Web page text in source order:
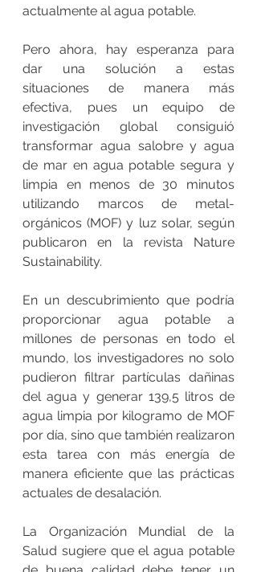
actualmente al agua potable.
Pero ahora, hay esperanza para
dar una solución a estas
situaciones de manera más
efectiva, pues un equipo de
investigación global consiguió
transformar agua salobre y agua
de mar en agua potable segura y
limpia en menos de 30 minutos
utilizando marcos de metal-
orgánicos (MOF) y luz solar, según
publicaron en la revista Nature
Sustainability.
En un descubrimiento que podría
proporcionar agua potable a
millones de personas en todo el
mundo, los investigadores no solo
pudieron filtrar partículas dañinas
del agua y generar 139,5 litros de
agua limpia por kilogramo de MOF
por día, sino que también realizaron
esta tarea con más energía de
manera eficiente que las prácticas
actuales de desalación.
La Organización Mundial de la
Salud sugiere que el agua potable